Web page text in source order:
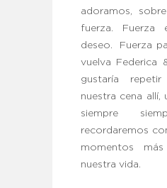
adoramos,
fuerza.
deseo. Fuerza
vuelva Federica
gustaría
nuestra cena allí,
siempre
recordaremos
momentos
nuestra vida.